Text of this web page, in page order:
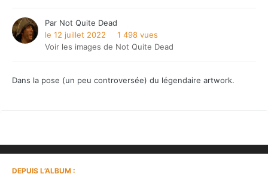
Par Not Quite Dead
le 12 juillet 2022
1 498 vues
Voir les images de Not Quite Dead
Dans la pose (un peu controversée) du légendaire artwork.
DEPUIS L’ALBUM :